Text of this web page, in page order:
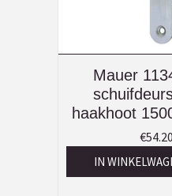
Mauer
haakhoot
€54.20
IN